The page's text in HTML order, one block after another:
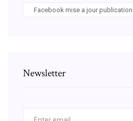
Facebook mise a jour publication
Newsletter